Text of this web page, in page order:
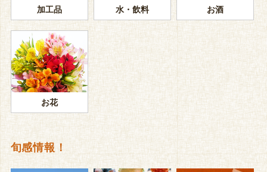
加工品 水・飲料 お酒
お花
旬感情報！